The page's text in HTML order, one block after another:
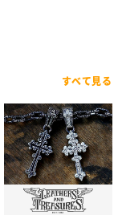
すべて見る